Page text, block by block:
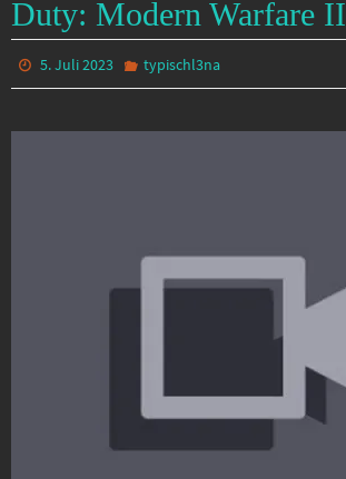
Duty: Modern Warfare II
5. Juli 2023 typischl3na